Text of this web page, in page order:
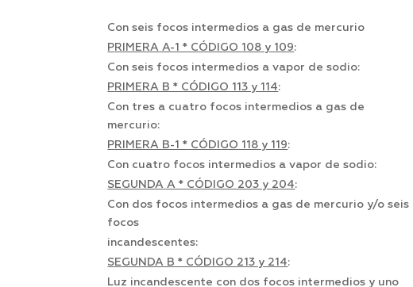
Con seis focos intermedios a gas de mercurio
PRIMERA A-1 * CÓDIGO 108 y 109:
Con seis focos intermedios a vapor de sodio:
PRIMERA B * CÓDIGO 113 y 114:
Con tres a cuatro focos intermedios a gas de
mercurio:
PRIMERA B-1 * CÓDIGO 118 y 119:
Con cuatro focos intermedios a vapor de sodio:
SEGUNDA A * CÓDIGO 203 y 204:
Con dos focos intermedios a gas de mercurio y/o seis
focos
incandescentes:
SEGUNDA B * CÓDIGO 213 y 214:
Luz incandescente con dos focos intermedios y uno